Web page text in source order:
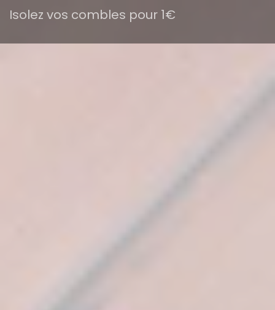
Isolez vos combles pour 1€